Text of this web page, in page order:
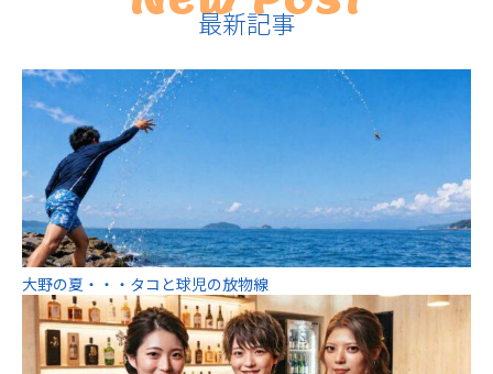
最新記事
大野の夏・・・タコと球児の放物線